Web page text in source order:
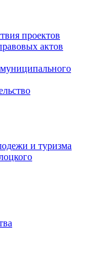
проектов
актов
и туризма